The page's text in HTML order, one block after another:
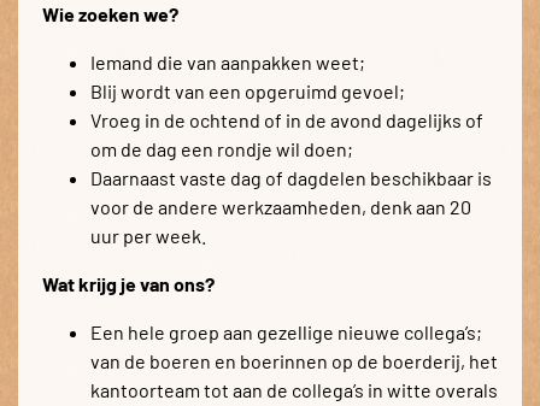
Wie zoeken we?
Iemand die van aanpakken weet;
Blij wordt van een opgeruimd gevoel;
Vroeg in de ochtend of in de avond dagelijks of
om de dag een rondje wil doen;
Daarnaast vaste dag of dagdelen beschikbaar is
voor de andere werkzaamheden, denk aan 20
uur per week.
Wat krijg je van ons?
Een hele groep aan gezellige nieuwe collega’s;
van de boeren en boerinnen op de boerderij, het
kantoorteam tot aan de collega’s in witte overals